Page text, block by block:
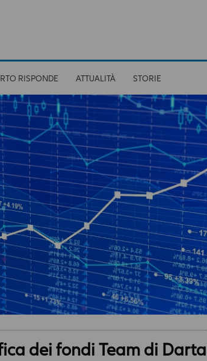
RISPONDE ATTUALITÀ STORIE
dei fondi Team di Darta